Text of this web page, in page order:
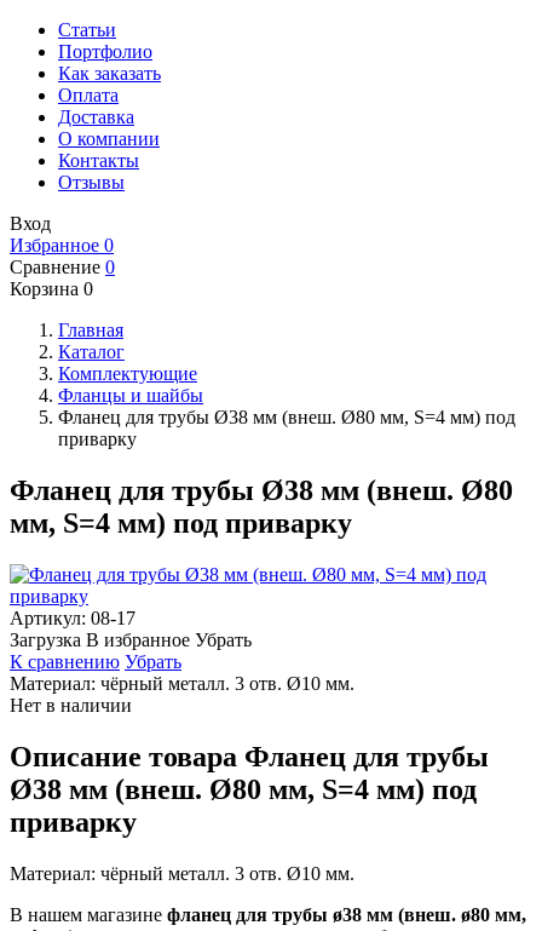
Статьи
Портфолио
Как заказать
Оплата
Доставка
О компании
Контакты
Отзывы
Вход
Избранное 0
Сравнение 0
Корзина 0
Главная
Каталог
Комплектующие
Фланцы и шайбы
Фланец для трубы Ø38 мм (внеш. Ø80 мм, S=4 мм) под
приварку
Фланец для трубы Ø38 мм (внеш. Ø80
мм, S=4 мм) под приварку
Артикул: 08-17
Загрузка В избранное Убрать
К сравнению Убрать
Материал: чёрный металл. 3 отв. Ø10 мм.
Нет в наличии
Описание товара Фланец для трубы
Ø38 мм (внеш. Ø80 мм, S=4 мм) под
приварку
Материал: чёрный металл. 3 отв. Ø10 мм.
В нашем магазине фланец для трубы ø38 мм (внеш. ø80 мм,